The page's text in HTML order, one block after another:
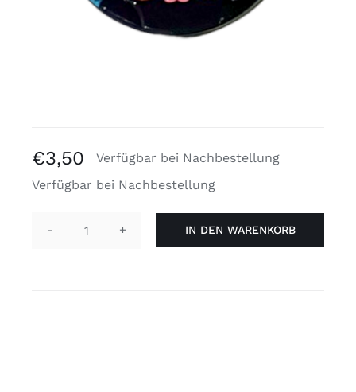
€3,50
Verfügbar bei Nachbestellung
Verfügbar bei Nachbestellung
Pin
IN DEN WARENKORB